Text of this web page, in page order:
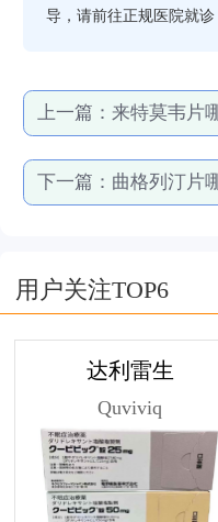
导，请前往正规医院就诊
上一篇： 来特莫韦片
下一篇： 曲格列汀片
用户关注TOP6
达利雷生
Quviviq